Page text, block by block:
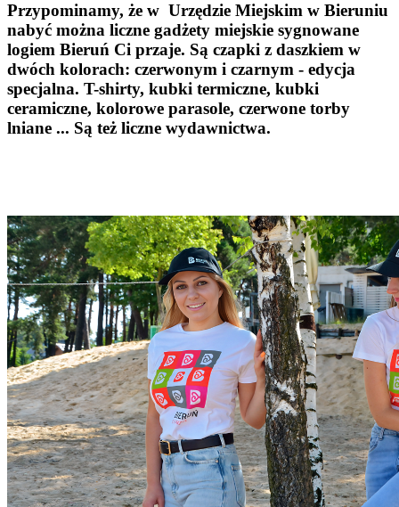
Przypominamy, że w Urzędzie Miejskim w Bieruniu
nabyć można liczne gadżety miejskie sygnowane
logiem Bieruń Ci przaje. Są czapki z daszkiem w
dwóch kolorach: czerwonym i czarnym - edycja
specjalna. T-shirty, kubki termiczne, kubki
ceramiczne, kolorowe parasole, czerwone torby
lniane ... Są też liczne wydawnictwa.